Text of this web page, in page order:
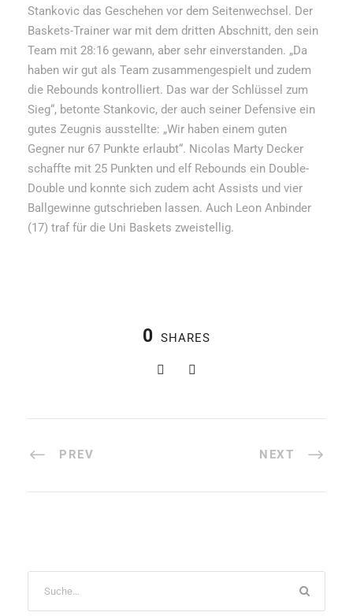
Stankovic das Geschehen vor dem Seitenwechsel. Der
Baskets-Trainer war mit dem dritten Abschnitt, den sein
Team mit 28:16 gewann, aber sehr einverstanden. „Da
haben wir gut als Team zusammengespielt und zudem
die Rebounds kontrolliert. Das war der Schlüssel zum
Sieg“, betonte Stankovic, der auch seiner Defensive ein
gutes Zeugnis ausstellte: „Wir haben einem guten
Gegner nur 67 Punkte erlaubt“. Nicolas Marty Decker
schaffte mit 25 Punkten und elf Rebounds ein Double-
Double und konnte sich zudem acht Assists und vier
Ballgewinne gutschrieben lassen. Auch Leon Anbinder
(17) traf für die Uni Baskets zweistellig.
0 SHARES
PREV NEXT